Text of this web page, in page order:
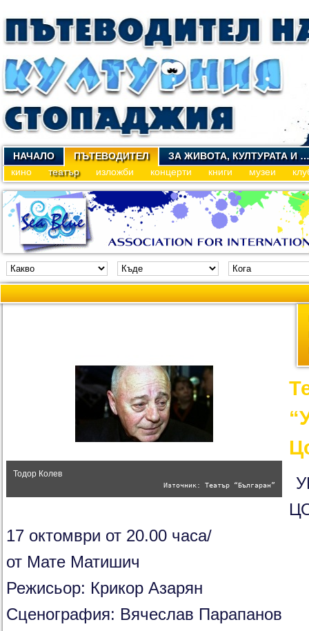
НАЧАЛО ПЪТЕВОДИТЕЛ
ЗА ЖИВОТА, КУЛТУРАТА И …
кино
театър изложби концерти книги музеи
Тодор Колев
Източник: Театър “Българан”
17 октомври от 20.00 часа/
от Мате Матишич
Режисьор: Крикор Азарян
Сценография: Вячеслав Парапанов